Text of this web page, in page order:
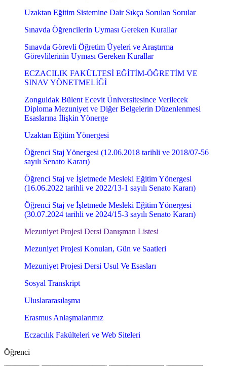
Uzaktan Eğitim Sistemine Dair Sıkça Sorulan Sorular
Sınavda Öğrencilerin Uyması Gereken Kurallar
Sınavda Görevli Öğretim Üyeleri ve Araştırma
Görevlilerinin Uyması Gereken Kurallar
ECZACILIK FAKÜLTESİ EĞİTİM-ÖĞRETİM VE
SINAV YÖNETMELİĞİ
Zonguldak Bülent Ecevit Üniversitesince Verilecek
Diploma Mezuniyet ve Diğer Belgelerin Düzenlenmesi
Esaslarına İlişkin Yönerge
Uzaktan Eğitim Yönergesi
Öğrenci Staj Yönergesi (12.06.2018 tarihli ve 2018/07-56
sayılı Senato Kararı)
Öğrenci Staj ve İşletmede Mesleki Eğitim Yönergesi
(16.06.2022 tarihli ve 2022/13-1 sayılı Senato Kararı)
Öğrenci Staj ve İşletmede Mesleki Eğitim Yönergesi
(30.07.2024 tarihli ve 2024/15-3 sayılı Senato Kararı)
Mezuniyet Projesi Dersi Danışman Listesi
Mezuniyet Projesi Konuları, Gün ve Saatleri
Mezuniyet Projesi Dersi Usul Ve Esasları
Sosyal Transkript
Uluslararasılaşma
Erasmus Anlaşmalarımız
Eczacılık Fakülteleri ve Web Siteleri
Öğrenci